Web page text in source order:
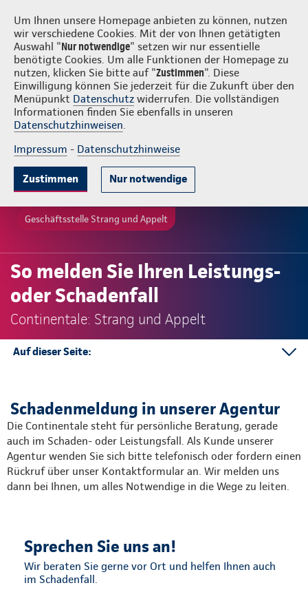
Um Ihnen unsere Homepage anbieten zu können, nutzen
wir verschiedene Cookies. Mit der von Ihnen getätigten
Auswahl "Nur notwendige" setzen wir nur essentielle
benötigte Cookies. Um alle Funktionen der Homepage zu
nutzen, klicken Sie bitte auf "Zustimmen". Diese
Einwilligung können Sie jederzeit für die Zukunft über den
Menüpunkt Datenschutz widerrufen. Die vollständigen
Informationen finden Sie ebenfalls in unseren
Datenschutzhinweisen.
Impressum - Datenschutzhinweise
Zustimmen Nur notwendige
Strang und Appelt Login
Geschäftsstelle Strang und Appelt
So melden Sie Ihren Leistungs-
oder Schadenfall
Continentale: Strang und Appelt
Auf dieser Seite:
Schadenmeldung in unserer Agentur
Die Continentale steht für persönliche Beratung, gerade
auch im Schaden- oder Leistungsfall. Als Kunde unserer
Agentur wenden Sie sich bitte telefonisch oder fordern einen
Rückruf über unser Kontaktformular an. Wir melden uns
dann bei Ihnen, um alles Notwendige in die Wege zu leiten.
Sprechen Sie uns an!
Wir beraten Sie gerne vor Ort und helfen Ihnen auch
im Schadenfall.